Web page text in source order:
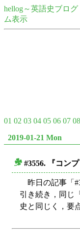
hellog～英語史ブログ
ム表示
01 02 03 04 05 06 07 08
2019-01-21 Mon
#3556. 『コン
昨日の記事「
引き続き，同じ
史と同じく，要